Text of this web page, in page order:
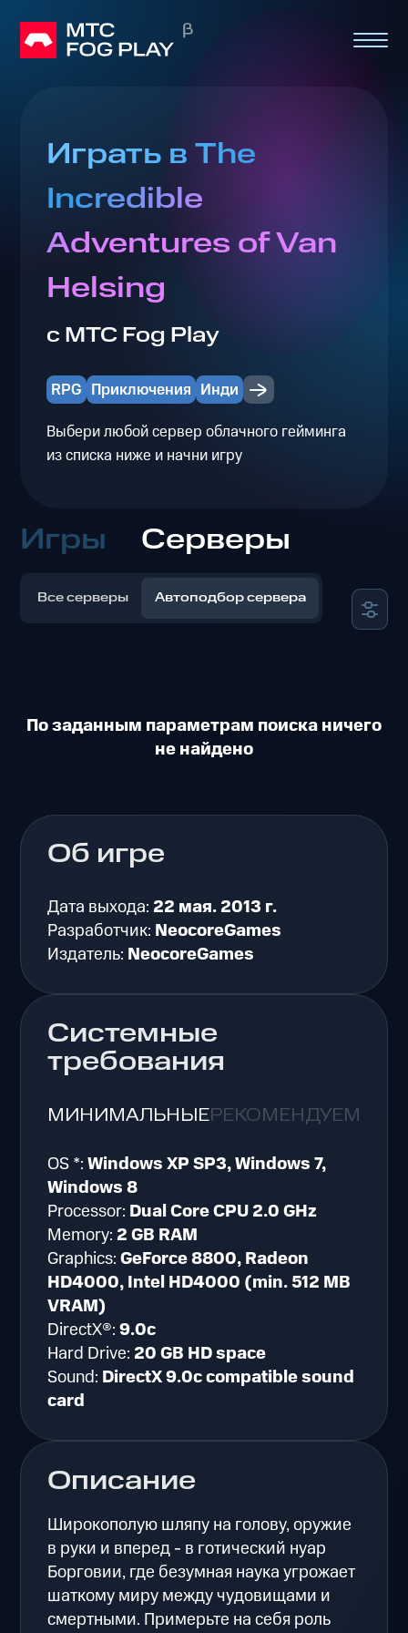
Играть в The
Incredible
Adventures of Van
Helsing
с МТС Fog Play
RPG Приключения Инди
Выбери любой сервер облачного гейминга
из списка ниже и начни игру
Игры Серверы
Все серверы Автоподбор сервера
По заданным параметрам поиска ничего
не найдено
Описание
Широкополую шляпу на голову, оружие
в руки и вперед - в готический нуар
Борговии, где безумная наука угрожает
шаткому миру между чудовищами и
смертными. Примерьте на себя роль
Об игре
Дата выхода: 22 мая. 2013 г.
Разработчик: NeocoreGames
Издатель: NeocoreGames
Системные
требования
МИНИМАЛЬНЫЕРЕКОМЕНДУЕМЫЕ
OS *:Windows XP SP3, Windows 7,
Windows 8
Processor: Dual Core CPU 2.0 GHz
Memory: 2 GB RAM
Graphics:GeForce 8800, Radeon
HD4000, Intel HD4000 (min. 512 MB
VRAM)
DirectX®:9.0c
Hard Drive: 20 GB HD space
Sound: DirectX 9.0c compatible sound
card